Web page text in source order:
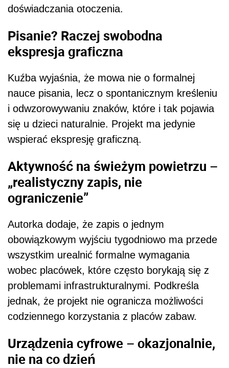
doświadczania otoczenia.
Pisanie? Raczej swobodna
ekspresja graficzna
Kuźba wyjaśnia, że mowa nie o formalnej
nauce pisania, lecz o spontanicznym kreśleniu
i odwzorowywaniu znaków, które i tak pojawia
się u dzieci naturalnie. Projekt ma jedynie
wspierać ekspresję graficzną.
Aktywność na świeżym powietrzu –
„realistyczny zapis, nie
ograniczenie”
Autorka dodaje, że zapis o jednym
obowiązkowym wyjściu tygodniowo ma przede
wszystkim urealnić formalne wymagania
wobec placówek, które często borykają się z
problemami infrastrukturalnymi. Podkreśla
jednak, że projekt nie ogranicza możliwości
codziennego korzystania z placów zabaw.
Urządzenia cyfrowe – okazjonalnie,
nie na co dzień